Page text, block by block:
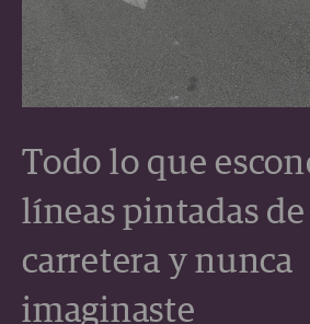
Todo lo que
líneas pintadas de
carretera y nunca
imaginaste